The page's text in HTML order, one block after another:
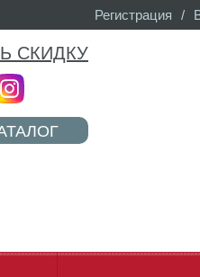
/
Регистрация
СКИДКУ